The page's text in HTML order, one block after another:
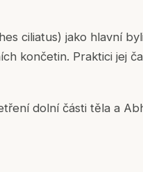
ciliatus) jako hlavní
končetin. Praktici jej
dolní části těla a